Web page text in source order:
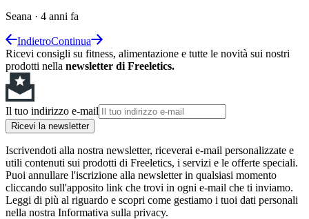
Seana · 4 anni fa
IndietroContinua
Ricevi consigli su fitness, alimentazione e tutte le novità sui nostri
prodotti nella newsletter di Freeletics.
Il tuo indirizzo e-mail
Ricevi la newsletter
Iscrivendoti alla nostra newsletter, riceverai e-mail personalizzate e
utili contenuti sui prodotti di Freeletics, i servizi e le offerte speciali.
Puoi annullare l'iscrizione alla newsletter in qualsiasi momento
cliccando sull'apposito link che trovi in ogni e-mail che ti inviamo.
Leggi di più al riguardo e scopri come gestiamo i tuoi dati personali
nella nostra Informativa sulla privacy.